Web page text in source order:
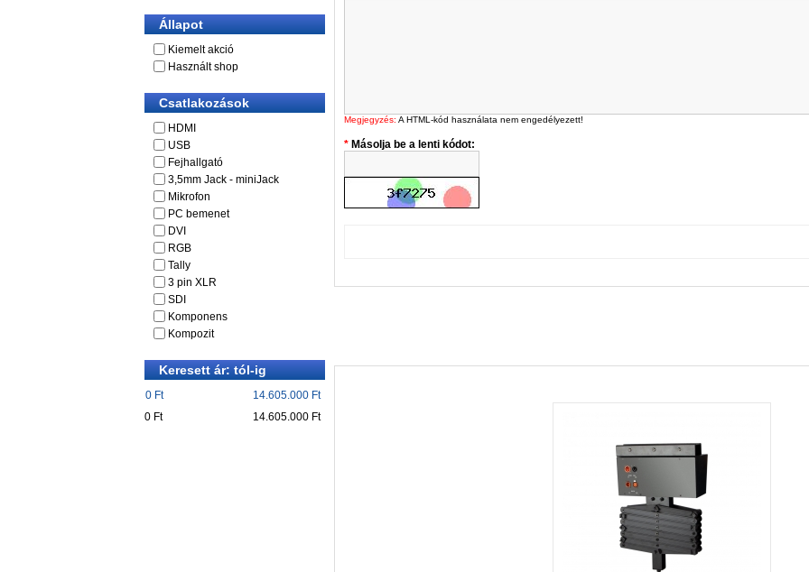
Állapot
Kiemelt akció
Használt shop
Csatlakozások
HDMI
USB
Fejhallgató
3,5mm Jack - miniJack
Mikrofon
PC bemenet
DVI
RGB
Tally
3 pin XLR
SDI
Komponens
Kompozit
Keresett ár: tól-ig
0 Ft
14.605.000 Ft
0 Ft
14.605.000 Ft
Megjegyzés: A HTML-kód használata nem engedélyezett!
Másolja be a lenti kódot: